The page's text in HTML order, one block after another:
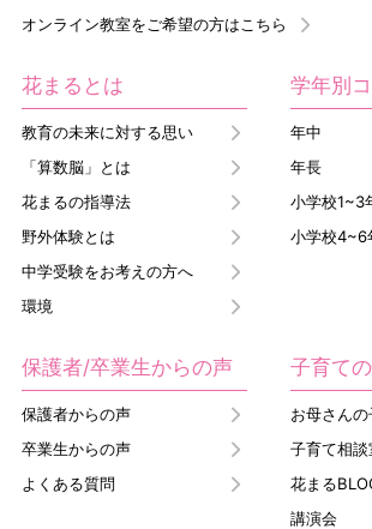
オンライン教室をご希望の方はこちら
花まるとは
教育の未来に対する思い
「算数脳」とは
花まるの指導法
野外体験とは
中学受験をお考えの方へ
環境
学年別
年中
年長
小学校1~3
小学校4~6
保護者/卒業生からの声
保護者からの声
卒業生からの声
よくある質問
子育て
お母さん
子育て相談
花まる
講演会